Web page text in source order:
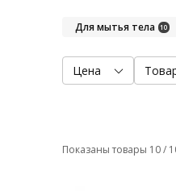
Для мытья тела 10
Цена
Показаны товары 10 /